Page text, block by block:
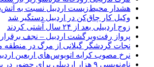
هشدار محیط‌زیست اردبیل نسبت به
وکیل کار چاق‌کن در اردبیل دستگیر شد
زوج اردبیلی بعد از ۲۴ سال آشتی کردند
پرواز رفت‌وبرگشت اردبیل – نجف
نجات گردشگر گیلانی از مرگ در
نرخ مصوب کرایه اتوبوس‌های اربعین
نام‌نویسی ۹ هزار اردبیلی برای حضور در پیاده‌روی اربعین